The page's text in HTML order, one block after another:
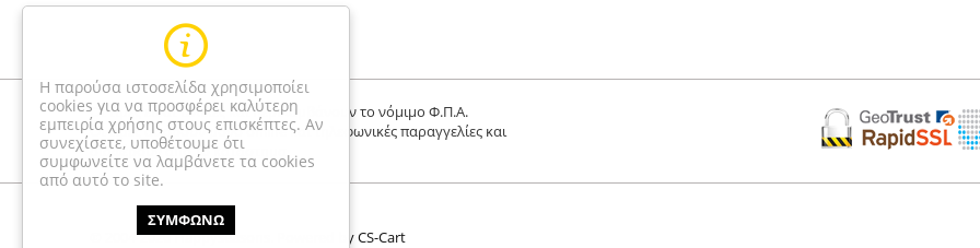
Η παρούσα ιστοσελίδα χρησιμοποίει
cookies για να προσφέρει καλύτερη
εμπειρία χρήσης στους επισκέπτες. Αν
συνεχίσετε, υποθέτουμε ότι
συμφωνείτε να λαμβάνετε τα cookies
από αυτό το site.
ΣΥΜΦΩΝΩ
Οι τιμές είναι τελικές και περιλαμβάνουν το νόμιμο Φ.Π.Α.
Οι τιμές αφορούν μόνο online και τηλεφωνικές παραγγελίες και
διαφέρουν απο το κατάστημα
© 2004-2026 Happyseasons. Powered by CS-Cart